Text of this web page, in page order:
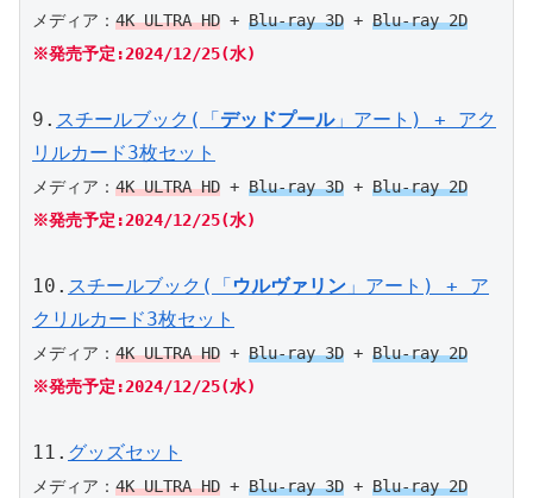
メディア： 4K ULTRA HD + Blu-ray 3D + Blu-ray 2D
※発売予定:2024/12/25(水)
9. スチールブック(「デッドプール」アート) + アク
リルカード3枚セット
メディア： 4K ULTRA HD + Blu-ray 3D + Blu-ray 2D
※発売予定:2024/12/25(水)
10. スチールブック(「ウルヴァリン 」アート) + ア
クリルカード3枚セット
メディア： 4K ULTRA HD + Blu-ray 3D + Blu-ray 2D
※発売予定:2024/12/25(水)
11. グッズセット
メディア： 4K ULTRA HD + Blu-ray 3D + Blu-ray 2D